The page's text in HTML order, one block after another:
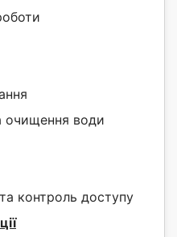
очищення води
контроль доступу